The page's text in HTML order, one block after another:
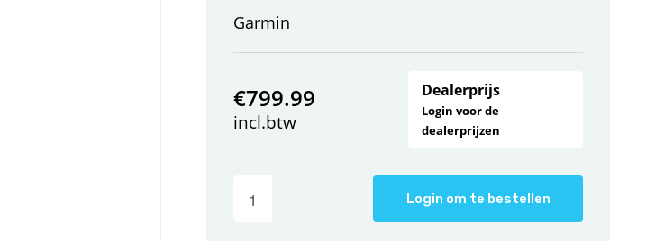
Garmin
€799.99
incl.btw
Dealerprijs
Login voor de
dealerprijzen
Login om te bestellen